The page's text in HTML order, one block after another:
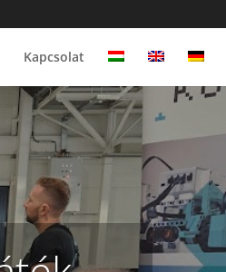
Kapcsolat